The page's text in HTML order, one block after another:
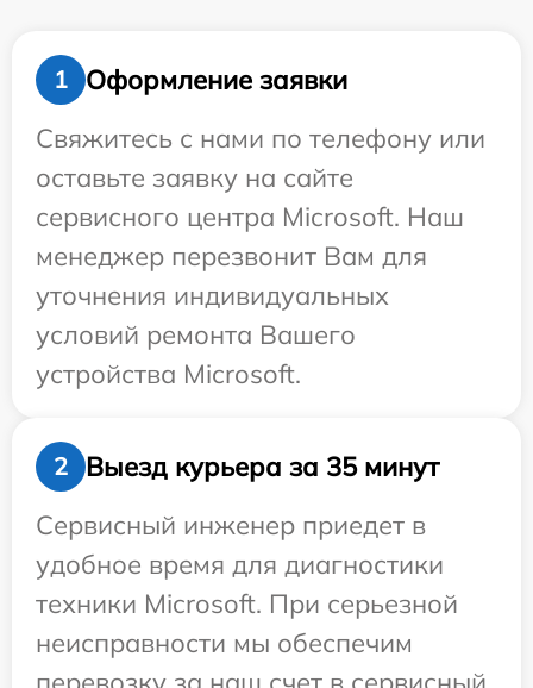
1
Оформление заявки
Свяжитесь с нами по телефону или
оставьте заявку на сайте
сервисного центра Microsoft. Наш
менеджер перезвонит Вам для
уточнения индивидуальных
условий ремонта Вашего
устройства Microsoft.
2
Выезд курьера за 35 минут
Сервисный инженер приедет в
удобное время для диагностики
техники Microsoft. При серьезной
неисправности мы обеспечим